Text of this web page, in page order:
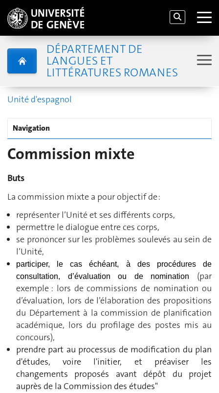
DÉPARTEMENT DE
LANGUES ET
LITTÉRATURES ROMANES
Unité d'espagnol
Navigation
Commission mixte
Buts
La commission mixte a pour objectif de :
représenter l’Unité et ses différents corps,
permettre le dialogue entre ces corps,
se prononcer sur les problèmes soulevés au sein de
l’Unité,
participer, le cas échéant, à des procédures de
consultation, d’évaluation ou de nomination (par
exemple : lors de commissions de nomination ou
d’évaluation, lors de l’élaboration des propositions
du Département à la commission de planification
académique, lors du profilage des postes mis au
concours),
prendre part au processus de modification du plan
d'études, voire l'initier, et préaviser les
changements proposés avant dépôt du projet
auprès de la Commission des études"